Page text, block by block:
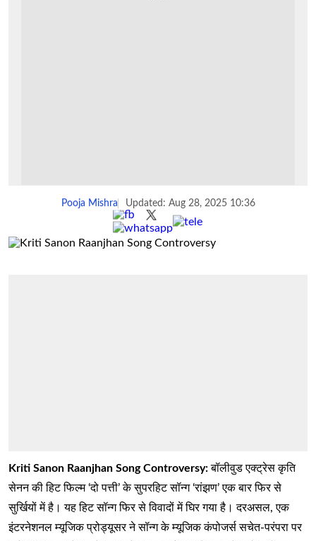
Pooja Mishra Updated: Aug 28, 2025 10:36
Share :
Kriti Sanon Raanjhan Song Controversy:बॉलीवुड एक्ट्रेस कृति
सेनन की हिट फिल्म ‘दो पत्ती’ के सुपरहिट सॉन्ग ‘रांझण’ एक बार फिर से
सुर्खियों में है। यह हिट सॉन्ग फिर से विवादों में घिर गया है। दरअसल, एक
इंटरनेशनल म्यूजिक प्रोड्यूसर ने सॉन्ग के म्यूजिक कंपोजर्स सचेत-परंपरा पर